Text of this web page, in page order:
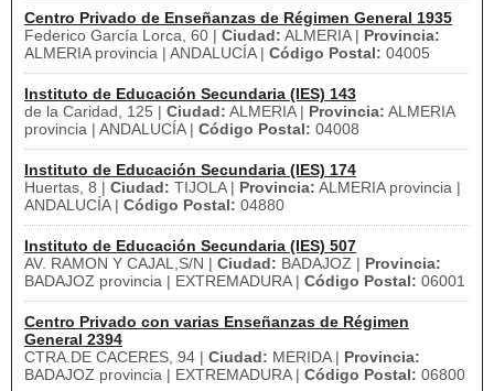
Centro Privado de Enseñanzas de Régimen General 1935
Federico García Lorca, 60 | Ciudad: ALMERIA | Provincia:
ALMERIA provincia | ANDALUCÍA | Código Postal: 04005
Instituto de Educación Secundaria (IES) 143
de la Caridad, 125 | Ciudad: ALMERIA | Provincia: ALMERIA
provincia | ANDALUCÍA | Código Postal: 04008
Instituto de Educación Secundaria (IES) 174
Huertas, 8 | Ciudad: TIJOLA | Provincia: ALMERIA provincia |
ANDALUCÍA | Código Postal: 04880
Instituto de Educación Secundaria (IES) 507
AV. RAMON Y CAJAL,S/N | Ciudad: BADAJOZ | Provincia:
BADAJOZ provincia | EXTREMADURA | Código Postal: 06001
Centro Privado con varias Enseñanzas de Régimen
General 2394
CTRA.DE CACERES, 94 | Ciudad: MERIDA | Provincia:
BADAJOZ provincia | EXTREMADURA | Código Postal: 06800